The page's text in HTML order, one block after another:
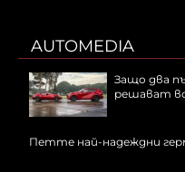
AUTOMEDIA
Защо два
решават
Петте най-надеждни